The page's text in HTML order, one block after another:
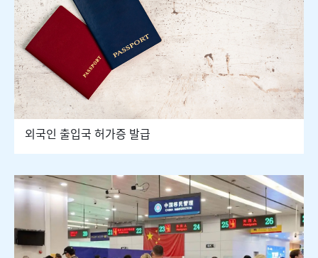
외국인 출입국 허가증 발급